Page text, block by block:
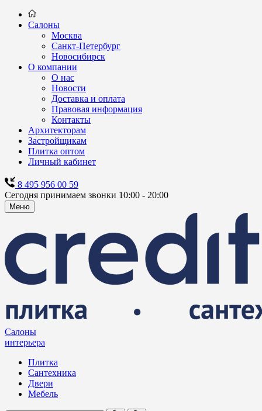
Салоны
Москва
Санкт-Петербург
Новосибирск
О компании
О нас
Новости
Доставка и оплата
Правовая информация
Контакты
Архитекторам
Застройщикам
Плитка оптом
Личный кабинет
8 495 956 00 59
Сегодня принимаем звонки 10:00 - 20:00
Меню
Салоны
интерьера
Плитка
Сантехника
Двери
Мебель